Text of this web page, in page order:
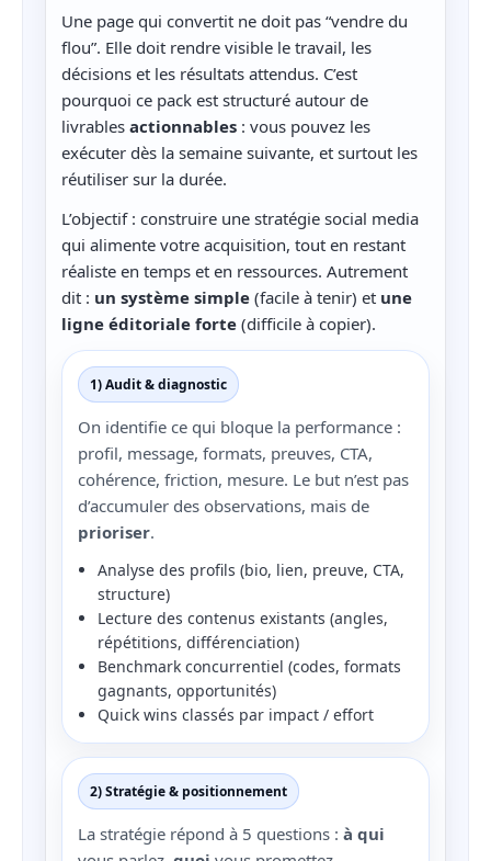
Une page qui convertit ne doit pas “vendre du
flou”. Elle doit rendre visible le travail, les
décisions et les résultats attendus. C’est
pourquoi ce pack est structuré autour de
livrables actionnables : vous pouvez les
exécuter dès la semaine suivante, et surtout les
réutiliser sur la durée.
L’objectif : construire une stratégie social media
qui alimente votre acquisition, tout en restant
réaliste en temps et en ressources. Autrement
dit : un système simple (facile à tenir) et une
ligne éditoriale forte (difficile à copier).
1) Audit & diagnostic
On identifie ce qui bloque la performance :
profil, message, formats, preuves, CTA,
cohérence, friction, mesure. Le but n’est pas
d’accumuler des observations, mais de
prioriser.
Analyse des profils (bio, lien, preuve, CTA,
structure)
Lecture des contenus existants (angles,
répétitions, différenciation)
Benchmark concurrentiel (codes, formats
gagnants, opportunités)
Quick wins classés par impact / effort
2) Stratégie & positionnement
La stratégie répond à 5 questions : à qui